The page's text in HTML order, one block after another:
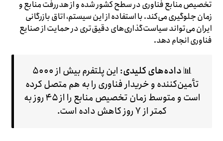
تخصیص منابع فناوری در سطح کشور شده و از هدررفت منابع و
زمان جلوگیری می‌کند. با استفاده از این سیستم، اتاق بازرگانی
ایران می‌تواند سیاست‌گذاری‌های دقیق‌تری در حمایت از صنایع
فناوری انجام دهد.
📊داده‌های کلیدی
: این پلتفرم بیش از ۵۰۰۰
تأمین‌کننده و خریدار فناوری را به هم متصل کرده
است و متوسط زمان تخصیص منابع را از ۴۵ روز به
کمتر از ۷ روز کاهش داده است.